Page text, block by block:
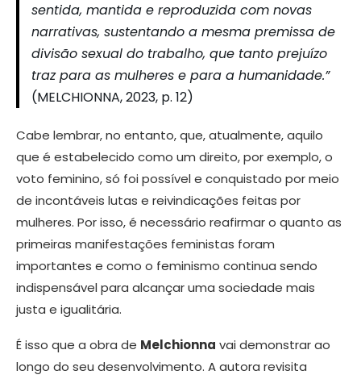
sentida, mantida e reproduzida com novas
narrativas, sustentando a mesma premissa de
divisão sexual do trabalho, que tanto prejuízo
traz para as mulheres e para a humanidade.”
(MELCHIONNA, 2023, p. 12)
Cabe lembrar, no entanto, que, atualmente, aquilo
que é estabelecido como um direito, por exemplo, o
voto feminino, só foi possível e conquistado por meio
de incontáveis lutas e reivindicações feitas por
mulheres. Por isso, é necessário reafirmar o quanto as
primeiras manifestações feministas foram
importantes e como o feminismo continua sendo
indispensável para alcançar uma sociedade mais
justa e igualitária.
É isso que a obra de Melchionna vai demonstrar ao
longo do seu desenvolvimento. A autora revisita